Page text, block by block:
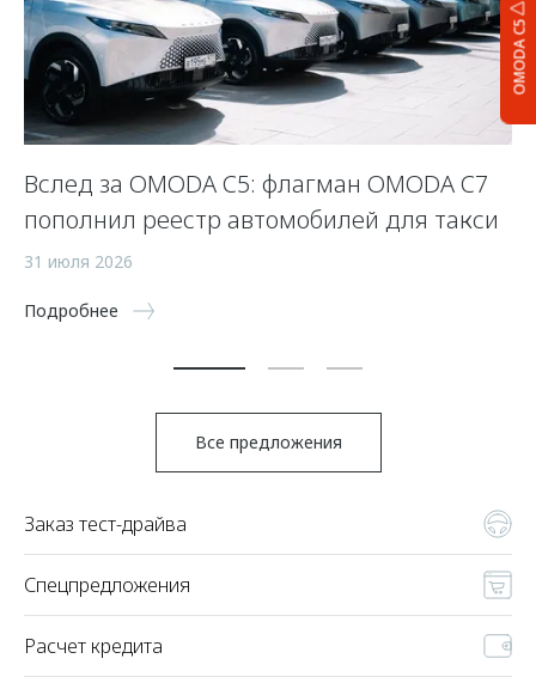
OMODA C5
Вслед за OMODA C5: флагман OMODA C7
пополнил реестр автомобилей для такси
31 июля 2026
Подробнее
Все предложения
Заказ тест-драйва
Спецпредложения
Расчет кредита